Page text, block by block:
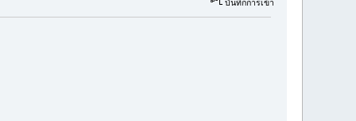
บันทึกการเข้า